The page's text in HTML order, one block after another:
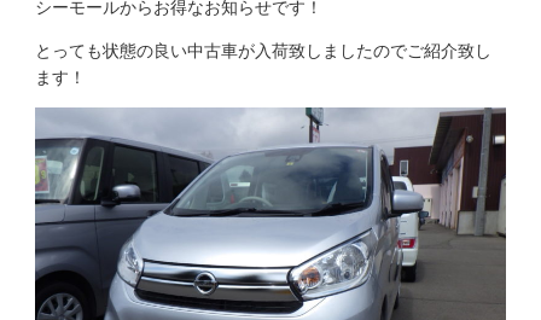
シーモールからお得なお知らせです！
とっても状態の良い中古車が入荷致しましたのでご紹介致し
ます！